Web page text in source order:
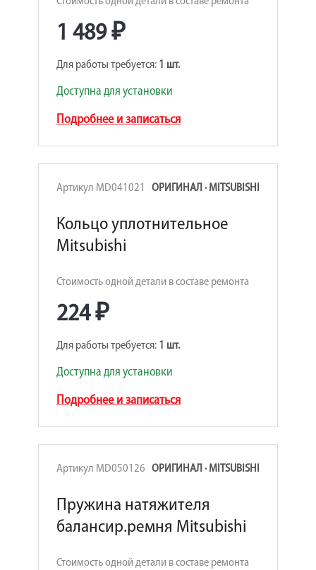
1 489 ₽
Для работы требуется: 1 шт.
Доступна для установки
Подробнее и записаться
Артикул MD041021 ОРИГИНАЛ · MITSUBISHI
Кольцо уплотнительное
Mitsubishi
Стоимость одной детали в составе ремонта
224 ₽
Для работы требуется: 1 шт.
Доступна для установки
Подробнее и записаться
Артикул MD050126 ОРИГИНАЛ · MITSUBISHI
Пружина натяжителя
балансир.ремня Mitsubishi
Стоимость одной детали в составе ремонта